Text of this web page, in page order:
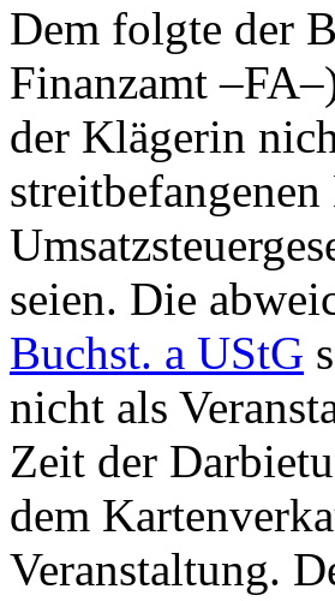
Dem folgte der
Finanzamt
der Klägerin
seien. Die
Buchst. a UStG
nicht als
Zeit der
dem
Veranstaltung.